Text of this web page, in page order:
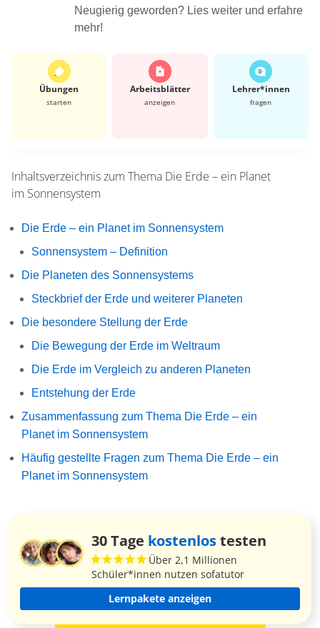
Neugierig geworden? Lies weiter und erfahre
mehr!
Übungen
starten
Arbeits­blätter
anzeigen
Lehrer*​innen
fragen
Inhaltsverzeichnis zum Thema Die Erde – ein Planet
im Sonnensystem
Die Erde – ein Planet im Sonnensystem
Sonnensystem – Definition
Die Planeten des Sonnensystems
Steckbrief der Erde und weiterer Planeten
Die besondere Stellung der Erde
Die Bewegung der Erde im Weltraum
Die Erde im Vergleich zu anderen Planeten
Entstehung der Erde
Zusammenfassung zum Thema Die Erde – ein
Planet im Sonnensystem
Häufig gestellte Fragen zum Thema Die Erde – ein
Planet im Sonnensystem
30 Tage kostenlostesten
Über 2,1 Millionen
Schüler*innen nutzen sofatutor
Lernpakete anzeigen